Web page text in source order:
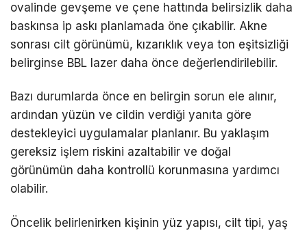
ovalinde gevşeme ve çene hattında belirsizlik daha
baskınsa ip askı planlamada öne çıkabilir. Akne
sonrası cilt görünümü, kızarıklık veya ton eşitsizliği
belirginse BBL lazer daha önce değerlendirilebilir.
Bazı durumlarda önce en belirgin sorun ele alınır,
ardından yüzün ve cildin verdiği yanıta göre
destekleyici uygulamalar planlanır. Bu yaklaşım
gereksiz işlem riskini azaltabilir ve doğal
görünümün daha kontrollü korunmasına yardımcı
olabilir.
Öncelik belirlenirken kişinin yüz yapısı, cilt tipi, yaş